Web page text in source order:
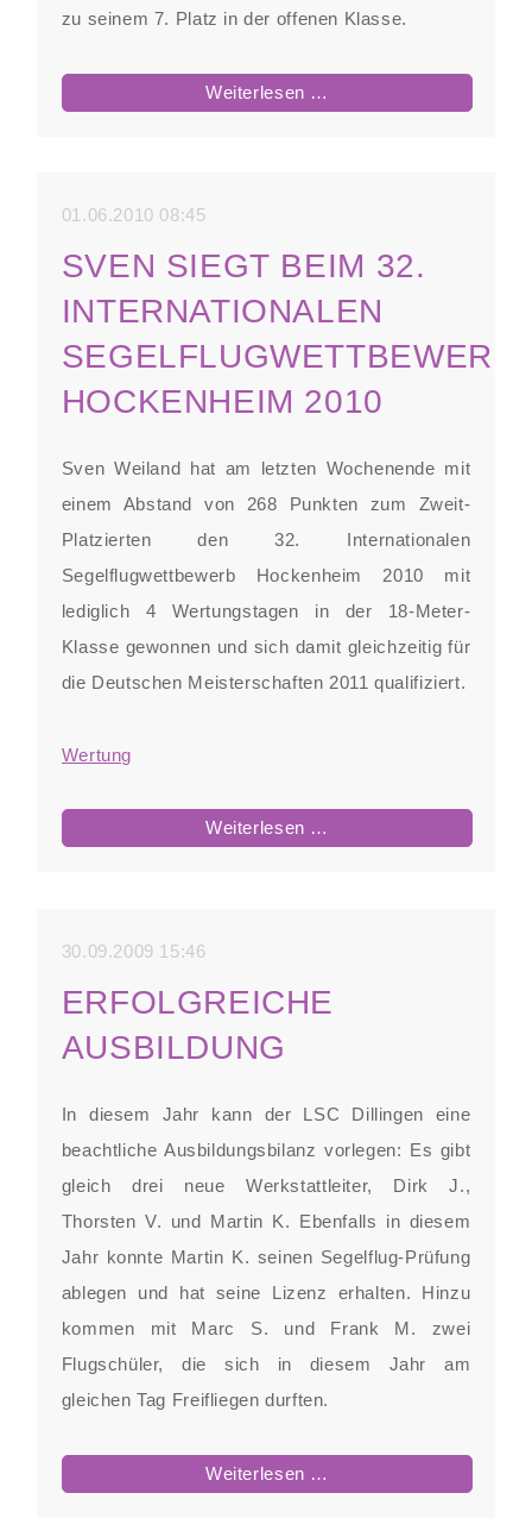
zu seinem 7. Platz in der offenen Klasse.
Weiterlesen …
Meisterschaften
01.06.2010 08:45
SVEN SIEGT BEIM 32.
INTERNATIONALEN
SEGELFLUGWETTBEWERB
HOCKENHEIM 2010
Sven Weiland hat am letzten Wochenende mit
einem Abstand von 268 Punkten zum Zweit-
Platzierten den 32. Internationalen
Segelflugwettbewerb Hockenheim 2010 mit
lediglich 4 Wertungstagen in der 18-Meter-
Klasse gewonnen und sich damit gleichzeitig für
die Deutschen Meisterschaften 2011 qualifiziert.
Wertung
Weiterlesen …
Segelflugwettbewerb
30.09.2009 15:46
ERFOLGREICHE
AUSBILDUNG
In diesem Jahr kann der LSC Dillingen eine
beachtliche Ausbildungsbilanz vorlegen: Es gibt
gleich drei neue Werkstattleiter, Dirk J.,
Thorsten V. und Martin K. Ebenfalls in diesem
Jahr konnte Martin K. seinen Segelflug-Prüfung
ablegen und hat seine Lizenz erhalten. Hinzu
kommen mit Marc S. und Frank M. zwei
Flugschüler, die sich in diesem Jahr am
gleichen Tag Freifliegen durften.
Weiterlesen …